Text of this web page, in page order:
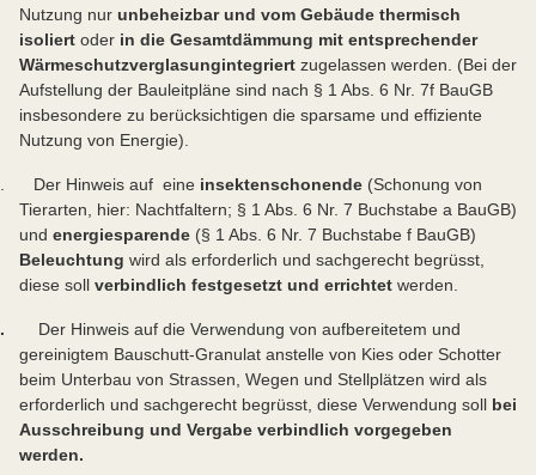
Nutzung nur unbeheizbar und vom Gebäude thermisch
isoliert oder in die Gesamtdämmung mit entsprechender
Wärmeschutzverglasungintegriert zugelassen werden. (Bei der
Aufstellung der Bauleitpläne sind nach § 1 Abs. 6 Nr. 7f BauGB
insbesondere zu berücksichtigen die sparsame und effiziente
Nutzung von Energie).
Der Hinweis auf eine insektenschonende (Schonung von
Tierarten, hier: Nachtfaltern; § 1 Abs. 6 Nr. 7 Buchstabe a BauGB)
und energiesparende (§ 1 Abs. 6 Nr. 7 Buchstabe f BauGB)
Beleuchtung wird als erforderlich und sachgerecht begrüsst,
diese soll verbindlich festgesetzt und errichtet werden.
Der Hinweis auf die Verwendung von aufbereitetem und
gereinigtem Bauschutt-Granulat anstelle von Kies oder Schotter
beim Unterbau von Strassen, Wegen und Stellplätzen wird als
erforderlich und sachgerecht begrüsst, diese Verwendung soll bei
Ausschreibung und Vergabe verbindlich vorgegeben
werden.